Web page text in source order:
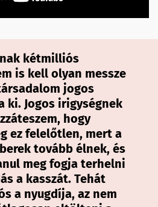
kétmilliós
is kell olyan messze
jogos
ki. Jogos irigységnek
hogy
ez felelőtlen, mert a
tovább élnek, és
meg fogja terhelni
a kasszát. Tehát
a nyugdíja, az nem